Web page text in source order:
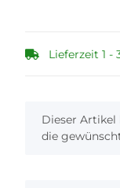
Lieferzeit 1 -
x
Dieser Artikel
die